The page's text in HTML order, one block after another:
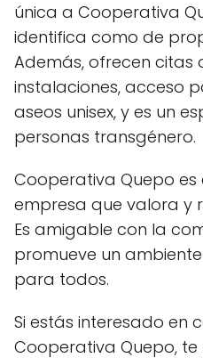
única a Cooperativa
identifica como de
Además, ofrecen citas
instalaciones, acceso
aseos unisex, y es un
personas transgénero.
Cooperativa Quepo
empresa que valora y
Es amigable con la
promueve un
para todos.
Si estás interesado en
Cooperativa Quepo,